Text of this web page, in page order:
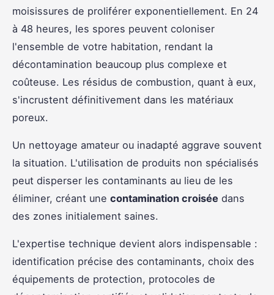
moisissures de proliférer exponentiellement. En 24
à 48 heures, les spores peuvent coloniser
l'ensemble de votre habitation, rendant la
décontamination beaucoup plus complexe et
coûteuse. Les résidus de combustion, quant à eux,
s'incrustent définitivement dans les matériaux
poreux.
Un nettoyage amateur ou inadapté aggrave souvent
la situation. L'utilisation de produits non spécialisés
peut disperser les contaminants au lieu de les
éliminer, créant une contamination croisée dans
des zones initialement saines.
L'expertise technique devient alors indispensable :
identification précise des contaminants, choix des
équipements de protection, protocoles de